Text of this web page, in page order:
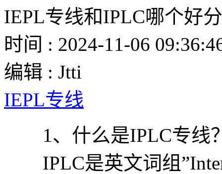
IEPL专线和IPLC哪个好
时间 : 2024-11-06
编辑 : Jtti
IEPL专线
1、什么是IPLC专线
IPLC是英文词组